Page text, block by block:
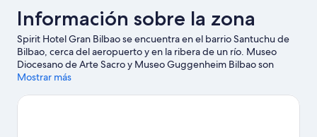
Información sobre la zona
Spirit Hotel Gran Bilbao se encuentra en el barrio Santuchu de
Bilbao, cerca del aeropuerto y en la ribera de un río. Museo
Diocesano de Arte Sacro y Museo Guggenheim Bilbao son
lugares de visita obligada para los aficionados a la cultura;
Azkuna Zentroa y Casa de cultura de Barrainkua también
Mostrar más